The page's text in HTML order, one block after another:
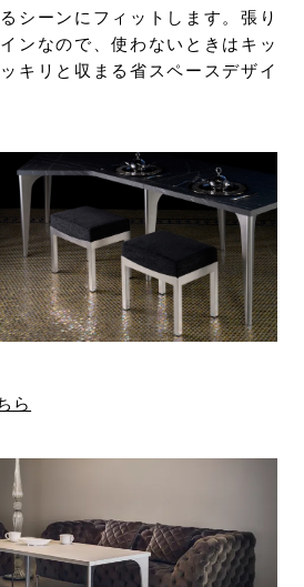
シーンにフィットします。張り
ンなので、使わないときはキッ
キリと収まる省スペースデザイ
ら